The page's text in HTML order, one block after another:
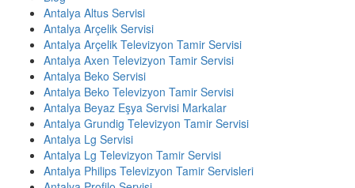
Antalya Altus Servisi
Antalya Arçelik Servisi
Antalya Arçelik Televizyon Tamir Servisi
Antalya Axen Televizyon Tamir Servisi
Antalya Beko Servisi
Antalya Beko Televizyon Tamir Servisi
Antalya Beyaz Eşya Servisi Markalar
Antalya Grundig Televizyon Tamir Servisi
Antalya Lg Servisi
Antalya Lg Televizyon Tamir Servisi
Antalya Philips Televizyon Tamir Servisleri